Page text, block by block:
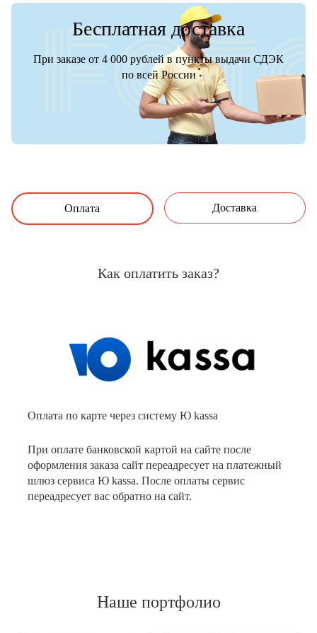
Бесплатная доставка
При заказе от 4 000 рублей в пункты выдачи СДЭК
по всей России
Оплата Доставка
Как оплатить заказ?
Оплата по карте через систему Ю kassa
При оплате банковской картой на сайте после
оформления заказа сайт переадресует на платежный
шлюз сервиса Ю kassa. После оплаты сервис
переадресует вас обратно на сайт.
Наше портфолио